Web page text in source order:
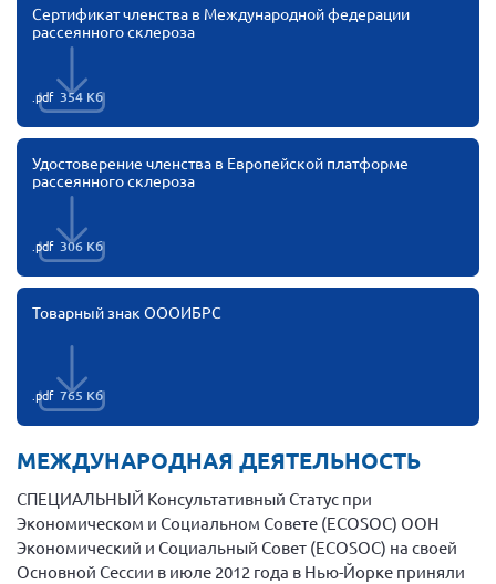
Сертификат членства в Международной федерации
рассеянного склероза
.pdf 354 Кб
Удостоверение членства в Европейской платформе
рассеянного склероза
.pdf 306 Кб
Товарный знак ОООИБРС
.pdf 765 Кб
МЕЖДУНАРОДНАЯ ДЕЯТЕЛЬНОСТЬ
СПЕЦИАЛЬНЫЙ Консультативный Статус при
Экономическом и Социальном Совете (ECOSOC) OOH
Экономический и Социальный Совет (ECOSOC) на своей
Основной Сессии в июле 2012 года в Нью-Йорке приняли